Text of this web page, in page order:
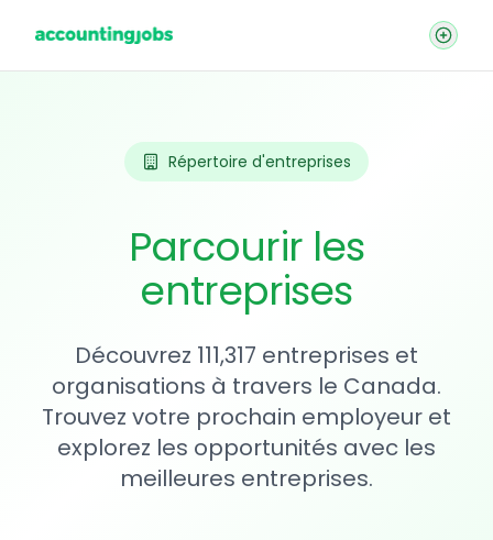
Répertoire d'entreprises
Parcourir les
entreprises
Découvrez 111,317 entreprises et
organisations à travers le Canada.
Trouvez votre prochain employeur et
explorez les opportunités avec les
meilleures entreprises.